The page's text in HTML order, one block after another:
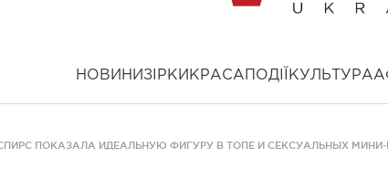
НОВИНИ ЗІРКИ КРАСА ПОДІЇ КУЛЬТУРА
ПОКАЗАЛА ИДЕАЛЬНУЮ ФИГУРУ В ТОПЕ И СЕКСУАЛЬНЫХ